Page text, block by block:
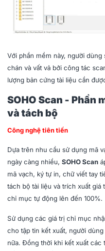
Với phần mềm này, người
chán và vất vả bởi công tác
lượng bản cứng tài liệu cần
SOHO Scan - Phần
và tách bộ
Công nghệ tiên tiến
Dựa trên nhu cầu sử dụng mã
ngày càng nhiều, SOHO Scan
mã vạch, ký tự in, chữ viết tay
tách bộ tài liệu và trích xuất
chỉ mục tự động lên đến 100%.
Sử dụng các giá trị chỉ mục
cho tập tin kết xuất, người
nữa. Đồng thời khi kết xuất các